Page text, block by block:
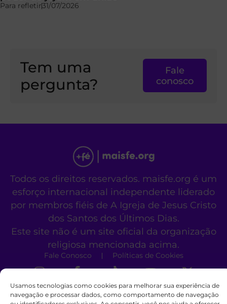
Usamos tecnologias como cookies para melhorar sua experiência de
navegação e processar dados, como comportamento de navegação
Para refletir31/07/2026
Tem uma
pergunta?
Fale
conosco
Todos os direitos reservados. maisfe.org é um
esforço internacional independente liderado
por membros fiéis de A Igreja de Jesus Cristo
dos Santos dos Últimos Dias.
Este site não é um site oficial da organização
religiosa mencionada acima.
Fale Conosco Políticas de Cookies